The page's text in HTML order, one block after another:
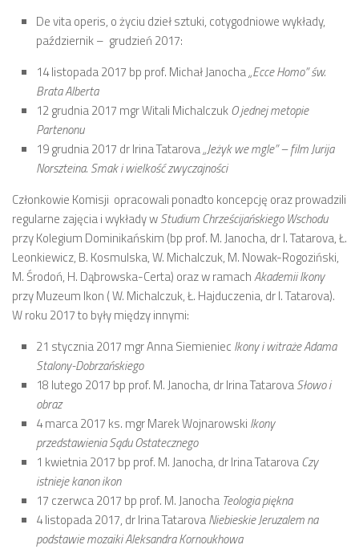
De vita operis, o życiu dzieł sztuki, cotygodniowe wykłady,
październik – grudzień 2017:
14 listopada 2017 bp prof. Michał Janocha„Ecce Homo” św.
Brata Alberta
12 grudnia 2017 mgr Witali MichalczukO jednej metopie
Partenonu
19 grudnia 2017 dr Irina Tatarova„Jeżyk we mgle” – film Jurija
Norszteina. Smak i wielkość zwyczajności
Członkowie Komisji opracowali ponadto koncepcję oraz prowadzili
regularne zajęcia i wykłady wStudium Chrześcijańskiego Wschodu
przy Kolegium Dominikańskim (bp prof. M. Janocha, dr I. Tatarova, Ł.
Leonkiewicz, B. Kosmulska, W. Michalczuk, M. Nowak-Rogoziński,
M. Środoń, H. Dąbrowska-Certa) oraz w ramachAkademii Ikony
przy Muzeum Ikon ( W. Michalczuk, Ł. Hajduczenia, dr I. Tatarova).
W roku 2017 to były między innymi:
21 stycznia 2017 mgr Anna Siemieniec Ikony i witraże Adama
Stalony-Dobrzańskiego
18 lutego 2017 bp prof. M. Janocha, dr Irina TatarovaSłowo i
obraz
4 marca 2017 ks. mgr Marek Wojnarowski Ikony
przedstawienia Sądu Ostatecznego
1 kwietnia 2017 bp prof. M. Janocha, dr Irina TatarovaCzy
istnieje kanon ikon
17 czerwca 2017 bp prof. M. Janocha Teologia piękna
4 listopada 2017, dr Irina TatarovaNiebieskie Jeruzalem na
podstawie mozaiki Aleksandra Kornoukhowa